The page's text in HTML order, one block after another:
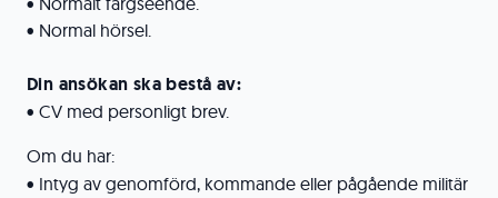
• Normal hörsel.
Din ansökan ska bestå av:
• CV med personligt brev.
Om du har:
• Intyg av genomförd, kommande eller pågående militär